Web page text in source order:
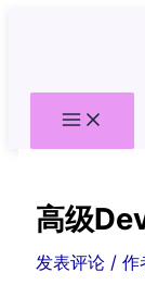
高级
发表评论 / 作